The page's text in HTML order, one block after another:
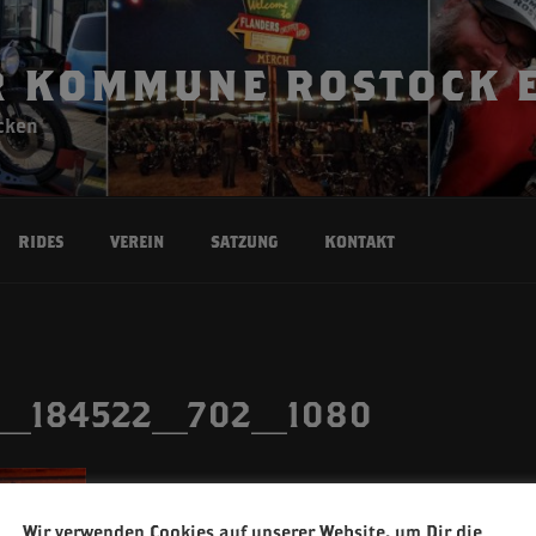
KOMMUNE ROSTOCK
Rides Verein Satzung Kontakt
Wir verwenden Cookies auf unserer Website, um Dir die